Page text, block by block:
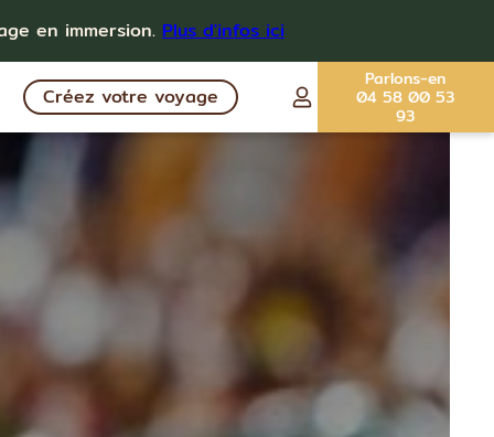
en immersion. Plus d'infos ici
Créez votre voyage
Parlons-en
04 58 00 53
93